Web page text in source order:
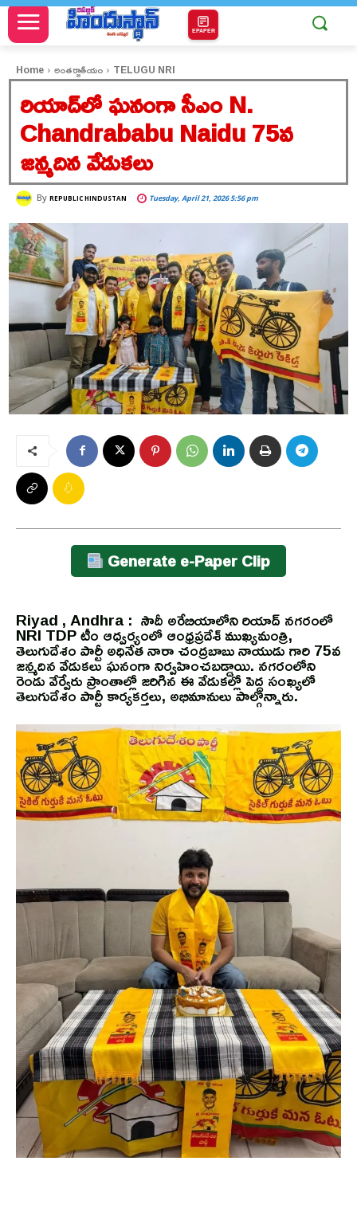
EPAPER
Home అంతర్జాతీయం TELUGU NRI
రియాద్‌లో ఘనంగా సీఎం N.
Chandrababu Naidu 75వ
జన్మదిన వేడుకలు
By REPUBLIC HINDUSTAN Tuesday, April 21, 2026 5:56 pm
Generate e-Paper Clip
Riyad , Andhra : సౌదీ అరేబియాలోని రియాద్ నగరంలో
NRI TDP టీం ఆధ్వర్యంలో ఆంధ్రప్రదేశ్ ముఖ్యమంత్రి,
తెలుగుదేశం పార్టీ అధినేత నారా చంద్రబాబు నాయుడు గారి 75వ
జన్మదిన వేడుకలు ఘనంగా నిర్వహించబడ్డాయి. నగరంలోని
రెండు వేర్వేరు ప్రాంతాల్లో జరిగిన ఈ వేడుకల్లో పెద్ద సంఖ్యలో
తెలుగుదేశం పార్టీ కార్యకర్తలు, అభిమానులు పాల్గొన్నారు.